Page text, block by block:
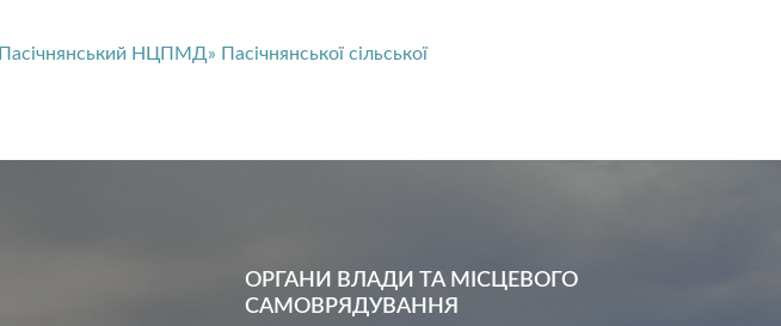
НЦПМД» Пасічнянської сільської
ОРГАНИ ВЛАДИ ТА МІСЦЕВОГО
САМОВРЯДУВАННЯ